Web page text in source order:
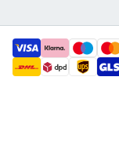
payment methods
shipment methods